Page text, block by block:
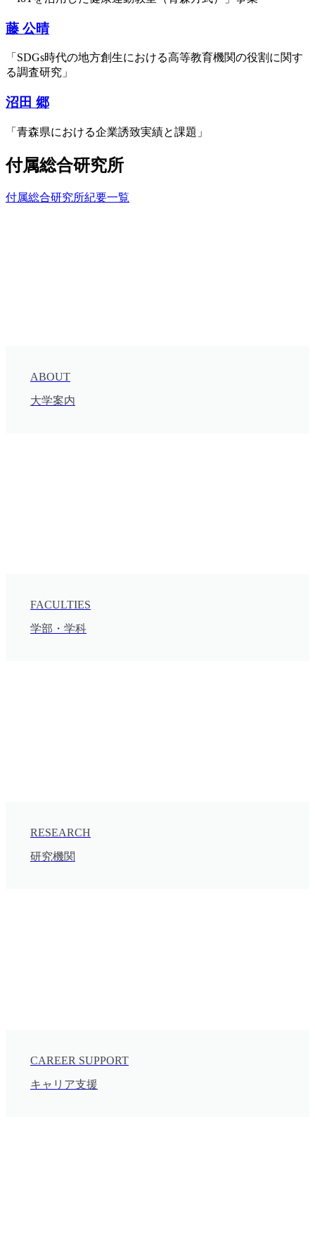
藤 公晴
「SDGs時代の地方創生における高等教育機関の役割に関す
る調査研究」
沼田 郷
「青森県における企業誘致実績と課題」
付属総合研究所
付属総合研究所紀要一覧
ABOUT
大学案内
FACULTIES
学部・学科
RESEARCH
研究機関
CAREER SUPPORT
キャリア支援